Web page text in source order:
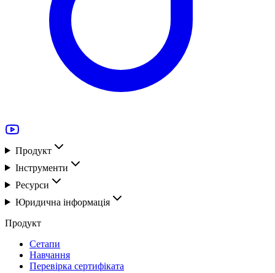
Продукт
Інструменти
Ресурси
Юридична інформація
Продукт
Сетапи
Навчання
Перевірка сертифіката